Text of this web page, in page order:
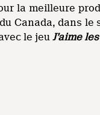
la meilleure
Canada, dans
le jeuJ’aime